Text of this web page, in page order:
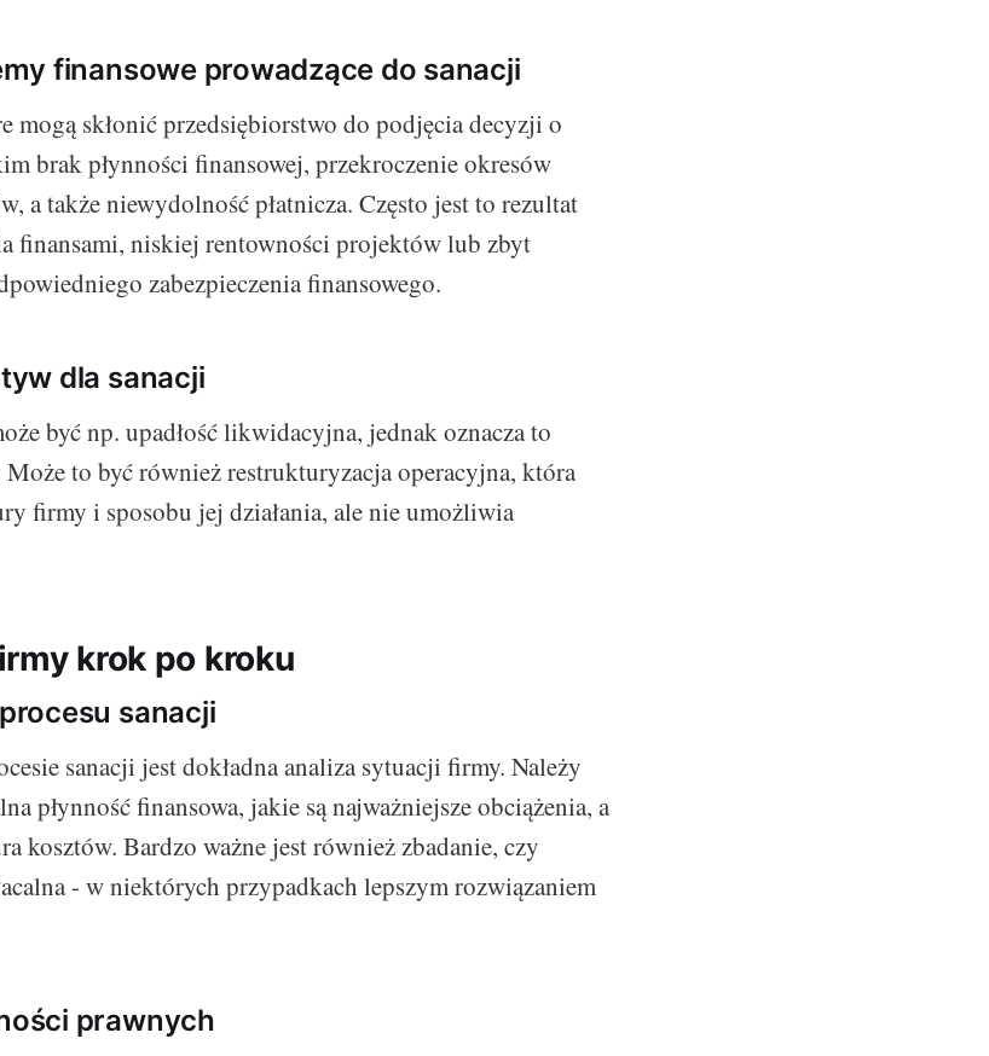
finansowe prowadzące do sanacji
mogą skłonić przedsiębiorstwo do podjęcia decyzji o
brak płynności finansowej, przekroczenie okresów
a także niewydolność płatnicza. Często jest to rezultat
finansami, niskiej rentowności projektów lub zbyt
zabezpieczenia finansowego.
dla sanacji
być np. upadłość likwidacyjna, jednak oznacza to
to być również restrukturyzacja operacyjna, która
firmy i sposobu jej działania, ale nie umożliwia
krok po kroku
sanacji
sanacji jest dokładna analiza sytuacji firmy. Należy
płynność finansowa, jakie są najważniejsze obciążenia, a
kosztów. Bardzo ważne jest również zbadanie, czy
- w niektórych przypadkach lepszym rozwiązaniem
prawnych